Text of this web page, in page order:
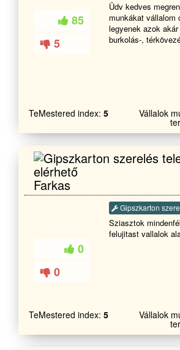
85
5
Üdv kedves
munkákat vállalom
legyenek azok
burkolás-,
TeMestered index: 5 Vállalok
Farkas
0
0
Gipszkarton
Sziasztok
felujitast vallalok
TeMestered index: 5 Vállalok